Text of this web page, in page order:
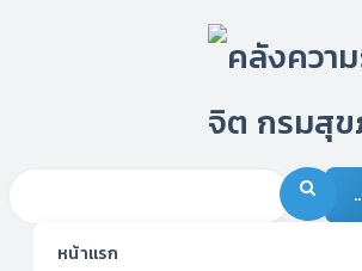
หน้าแรก